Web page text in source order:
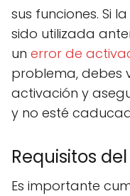
sus funciones. Si
sido utilizada
un error de
problema, debes
activación y
y no esté
Requisitos
Es importante